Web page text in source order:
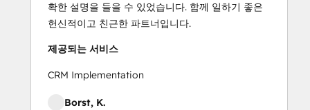
확한 설명을 들을 수 있었습니다. 함께 일하기 좋은
헌신적이고 친근한 파트너입니다.
제공되는 서비스
CRM Implementation
Borst, K.